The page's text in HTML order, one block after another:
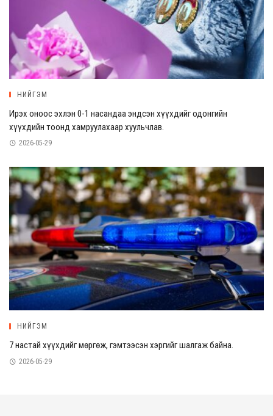
НИЙГЭМ
Ирэх оноос эхлэн 0-1 насандаа эндсэн хүүхдийг одонгийн
хүүхдийн тоонд хамруулахаар хуульчлав.
2026-05-29
НИЙГЭМ
7 настай хүүхдийг мөргөж, гэмтээсэн хэргийг шалгаж байна.
2026-05-29